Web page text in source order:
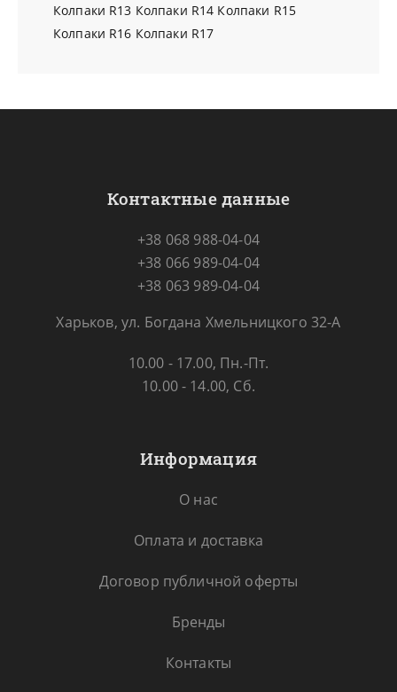
Колпаки R13 Колпаки R14 Колпаки R15
Колпаки R16 Колпаки R17
Контактные данные
+38 068 988-04-04
+38 066 989-04-04
+38 063 989-04-04
Харьков, ул. Богдана Хмельницкого 32-А
10.00 - 17.00, Пн.-Пт.
10.00 - 14.00, Сб.
Информация
О нас
Оплата и доставка
Договор публичной оферты
Бренды
Контакты